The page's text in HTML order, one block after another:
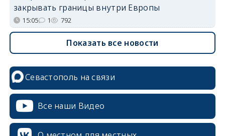
закрывать границы внутри Европы
15:05 1 792
Показать все новости
Севастополь на связи
Все наши Видео